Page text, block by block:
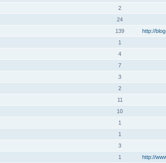
2
24
139 http://
1
4
7
3
2
11
10
1
1
3
1 http://